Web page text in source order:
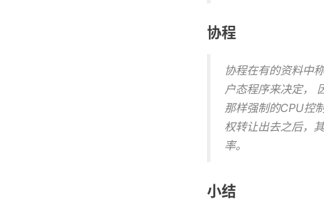
协程
协程在有的资料中
户态程序来决定，
那样强制的CPU控
权转让出去之后，
率。
小结